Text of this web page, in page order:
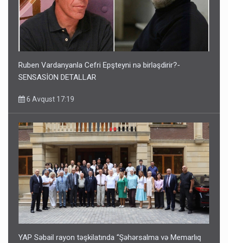
Ruben Vardanyanla Cefri Epşteyni nə birləşdirir?-
SENSASİON DETALLAR
6 Avqust 17:19
YAP Səbail rayon təşkilatında “Şəhərsalma və Memarlıq